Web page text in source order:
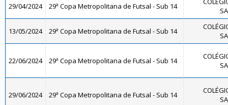
29/04/2024 29ª Copa Metropolitana de Futsal - Sub 14
13/05/2024 29ª Copa Metropolitana de Futsal - Sub 14
22/06/2024 29ª Copa Metropolitana de Futsal - Sub 14
29/06/2024 29ª Copa Metropolitana de Futsal - Sub 14